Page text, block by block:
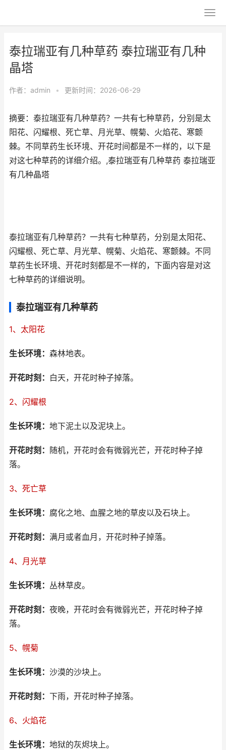
泰拉瑞亚有几种草药 泰拉瑞亚有几种
晶塔
作者： admin • 更新时间：2026-06-29
摘要：泰拉瑞亚有几种草药？一共有七种草药，分别是太
阳花、闪耀根、死亡草、月光草、幌菊、火焰花、寒颤
棘。不同草药生长环境、开花时间都是不一样的，以下是
对这七种草药的详细介绍。,泰拉瑞亚有几种草药 泰拉瑞亚
有几种晶塔
泰拉瑞亚有几种草药？一共有七种草药，分别是太阳花、
闪耀根、死亡草、月光草、幌菊、火焰花、寒颤棘。不同
草药生长环境、开花时刻都是不一样的，下面内容是对这
七种草药的详细说明。
泰拉瑞亚有几种草药
1、太阳花
生长环境： 森林地表。
开花时刻： 白天，开花时种子掉落。
2、闪耀根
生长环境： 地下泥土以及泥块上。
开花时刻：
随机，开花时会有微弱光芒，开花时种子掉
落。
3、死亡草
生长环境： 腐化之地、血腥之地的草皮以及石块上。
开花时刻： 满月或者血月，开花时种子掉落。
4、月光草
生长环境： 丛林草皮。
开花时刻： 夜晚，开花时会有微弱光芒，开花时种子掉
落。
5、幌菊
生长环境： 沙漠的沙块上。
开花时刻： 下雨，开花时种子掉落。
6、火焰花
生长环境： 地狱的灰烬块上。